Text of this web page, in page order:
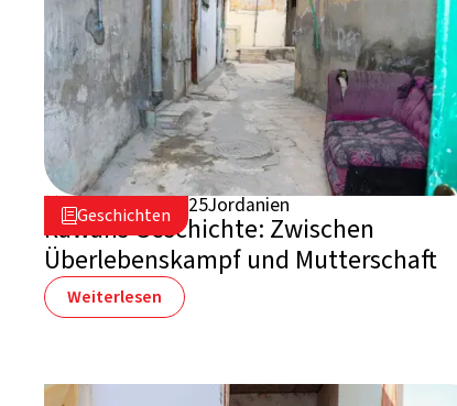
Geschichten
5. November 2025Jordanien
Rawans Geschichte: Zwischen
Überlebenskampf und Mutterschaft
Weiterlesen